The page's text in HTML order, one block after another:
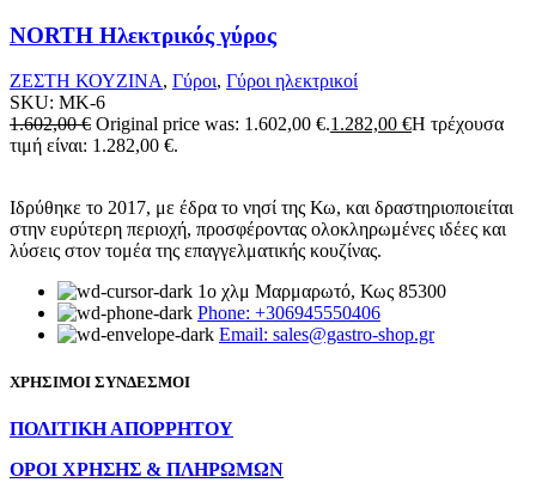
NORTH Ηλεκτρικός γύρος
ΖΕΣΤΗ ΚΟΥΖΙΝΑ, Γύροι, Γύροι ηλεκτρικοί
SKU: MK-6
1.602,00€ Original price was: 1.602,00 €.1.282,00 €Η τρέχουσα
τιμή είναι: 1.282,00 €.
Ιδρύθηκε το 2017, με έδρα το νησί της Κω, και δραστηριοποιείται
στην ευρύτερη περιοχή, προσφέροντας ολοκληρωμένες ιδέες και
λύσεις στον τομέα της επαγγελματικής κουζίνας.
1ο χλμ Μαρμαρωτό, Κως 85300
Phone: +306945550406
Email: sales@gastro-shop.gr
ΧΡΗΣΙΜΟΙ ΣΥΝΔΕΣΜΟΙ
ΠΟΛΙΤΙΚΗ ΑΠΟΡΡΗΤΟΥ
ΟΡΟΙ ΧΡΗΣΗΣ & ΠΛΗΡΩΜΩΝ